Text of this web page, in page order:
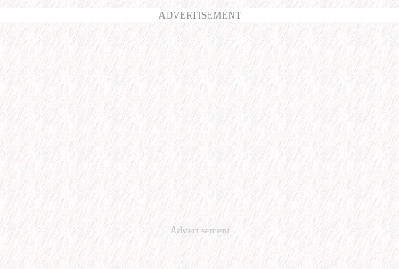
ADVERTISEMENT
Advertisement